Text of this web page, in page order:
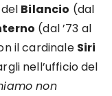
Bilancio (dal
(dal ’73 al
il cardinale Siri
nell’ufficio del
non